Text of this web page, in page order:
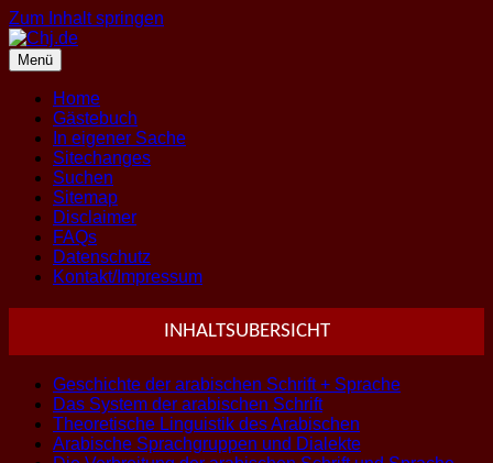
Zum Inhalt springen
Menü
Home
Gästebuch
In eigener Sache
Sitechanges
Suchen
Sitemap
Disclaimer
FAQs
Datenschutz
Kontakt/Impressum
INHALTSUBERSICHT
Geschichte der arabischen Schrift + Sprache
Das System der arabischen Schrift
Theoretische Linguistik des Arabischen
Arabische Sprachgruppen und Dialekte